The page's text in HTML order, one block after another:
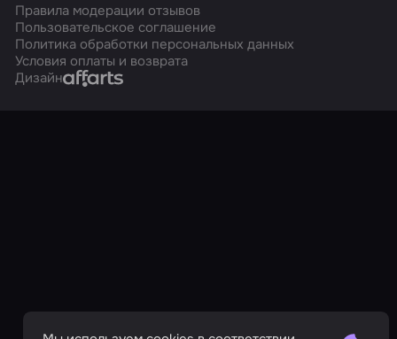
Правила модерации отзывов
Пользовательское соглашение
Политика обработки персональных данных
Условия оплаты и возврата
ДизайнAffarts